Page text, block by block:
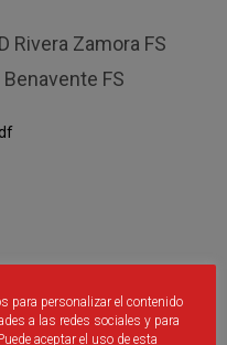
Rivera Zamora FS
FS
para personalizar el contenido
a las redes sociales y para
aceptar el uso de esta